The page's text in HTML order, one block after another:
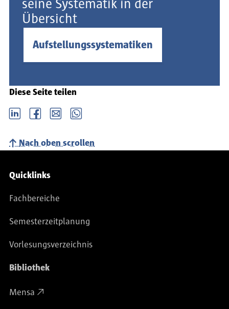
seine Systematik in der
Übersicht
Aufstellungssystematiken
Diese Seite teilen
LinkedIn Facebook email Whatsapp
Nach oben scrollen
Service-Navigation
Quicklinks
Fachbereiche
Semesterzeitplanung
Vorlesungsverzeichnis
Bibliothek
Mensa